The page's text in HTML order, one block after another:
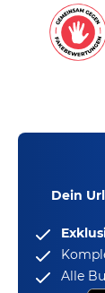
Dein
Alle